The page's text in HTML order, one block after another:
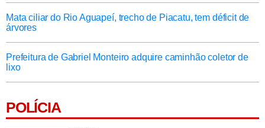
Mata ciliar do Rio Aguapeí, trecho de Piacatu, tem déficit de
árvores
Prefeitura de Gabriel Monteiro adquire caminhão coletor de
lixo
POLÍCIA